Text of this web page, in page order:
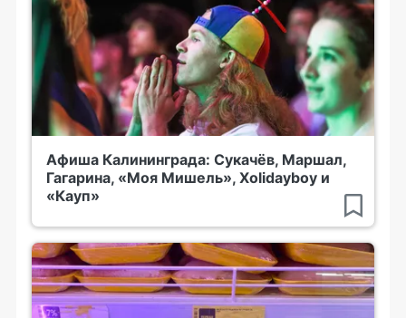
Афиша Калининграда: Сукачёв, Маршал,
Гагарина, «Моя Мишель», Xolidayboy и
«Кауп»